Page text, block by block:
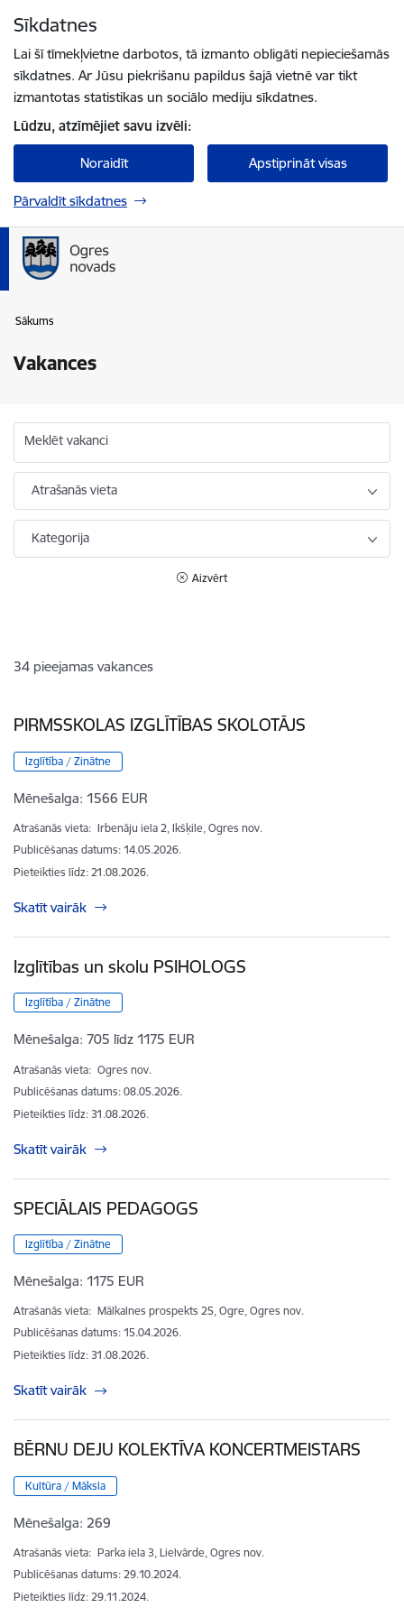
Sīkdatnes
Lai šī tīmekļvietne darbotos, tā izmanto obligāti nepieciešamās
sīkdatnes. Ar Jūsu piekrišanu papildus šajā vietnē var tikt
izmantotas statistikas un sociālo mediju sīkdatnes.
Lūdzu, atzīmējiet savu izvēli:
Noraidīt Apstiprināt visas
Pārvaldīt sīkdatnes
Sākums
Vakances
Meklēt vakanci
Atrašanās vieta
Kategorija
Aizvērt
34 pieejamas vakances
PIRMSSKOLAS IZGLĪTĪBAS SKOLOTĀJS
Izglītība / Zinātne
Mēnešalga: 1566 EUR
Atrašanās vieta: Irbenāju iela 2, Ikšķile, Ogres nov.
Publicēšanas datums: 14.05.2026.
Pieteikties līdz: 21.08.2026.
Skatīt vairāk
Izglītības un skolu PSIHOLOGS
Izglītība / Zinātne
Mēnešalga: 705 līdz 1175 EUR
Atrašanās vieta: Ogres nov.
Publicēšanas datums: 08.05.2026.
Pieteikties līdz: 31.08.2026.
Skatīt vairāk
SPECIĀLAIS PEDAGOGS
Izglītība / Zinātne
Mēnešalga: 1175 EUR
Atrašanās vieta: Mālkalnes prospekts 25, Ogre, Ogres nov.
Publicēšanas datums: 15.04.2026.
Pieteikties līdz: 31.08.2026.
Skatīt vairāk
BĒRNU DEJU KOLEKTĪVA KONCERTMEISTARS
Kultūra / Māksla
Mēnešalga: 269
Atrašanās vieta: Parka iela 3, Lielvārde, Ogres nov.
Publicēšanas datums: 29.10.2024.
Pieteikties līdz: 29.11.2024.